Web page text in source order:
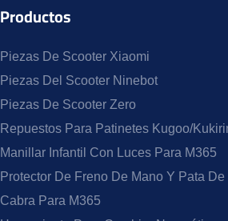
Productos
Piezas De Scooter Xiaomi
Piezas Del Scooter Ninebot
Piezas De Scooter Zero
Repuestos Para Patinetes Kugoo/
Manillar Infantil Con Luces Para M365
Protector De Freno De Mano Y Pata De
Cabra Para M365